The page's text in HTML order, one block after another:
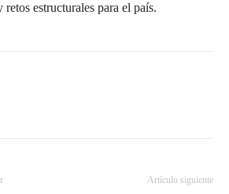
estructurales para el país.
Artículo siguiente